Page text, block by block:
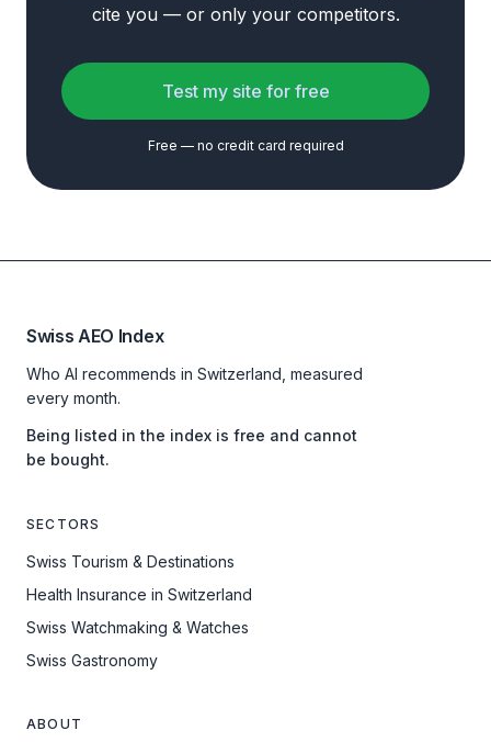
cite you — or only your competitors.
Test my site for free
Free — no credit card required
Swiss AEO Index
Who AI recommends in Switzerland, measured
every month.
Being listed in the index is free and cannot
be bought.
SECTORS
Swiss Tourism & Destinations
Health Insurance in Switzerland
Swiss Watchmaking & Watches
Swiss Gastronomy
ABOUT